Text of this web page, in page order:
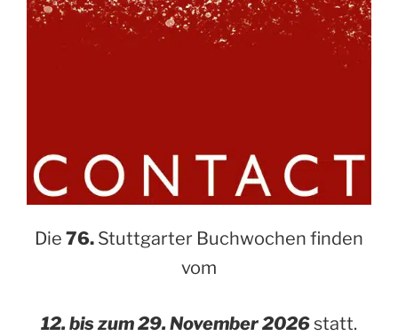
Die 76. Stuttgarter Buchwochen finden
vom
12. bis zum 29. November 2026statt.